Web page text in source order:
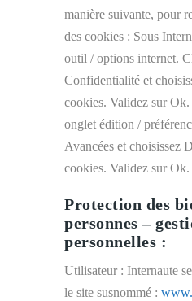
manière suivante, pour
des cookies : Sous
outil / options internet.
Confidentialité et
cookies. Validez sur Ok.
onglet édition /
Avancées et choisissez
cookies. Validez sur Ok.
Protection des
personnes –
personnelles :
Utilisateur : Internaute
le site susnommé :